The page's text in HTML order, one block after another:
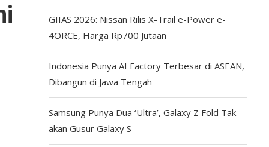
GIIAS 2026: Nissan Rilis X-Trail e-Power e-
4ORCE, Harga Rp700 Jutaan
Indonesia Punya AI Factory Terbesar di ASEAN,
Dibangun di Jawa Tengah
Samsung Punya Dua ‘Ultra’, Galaxy Z Fold Tak
akan Gusur Galaxy S